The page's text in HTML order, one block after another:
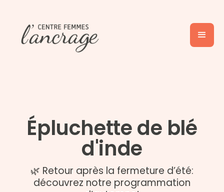
Épluchette de blé
d'inde
🌿 Retour après la fermeture d’été:
découvrez notre programmation